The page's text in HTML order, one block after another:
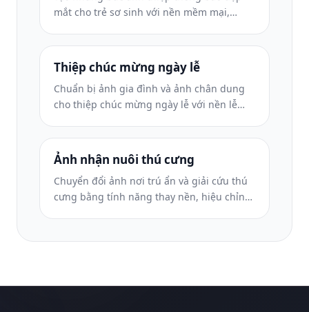
mắt cho trẻ sơ sinh với nền mềm mại,
lộn xộn của bệnh viện và kích thước sẵn
sàng để in để gửi thư.
Thiệp chúc mừng ngày lễ
Chuẩn bị ảnh gia đình và ảnh chân dung
cho thiệp chúc mừng ngày lễ với nền lễ
kích thước thiệp tiêu chuẩn để in.
Ảnh nhận nuôi thú cưng
Chuyển đổi ảnh nơi trú ẩn và giải cứu thú
cưng bằng tính năng thay nền, hiệu chỉnh